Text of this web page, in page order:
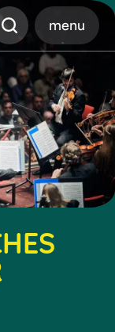
menu